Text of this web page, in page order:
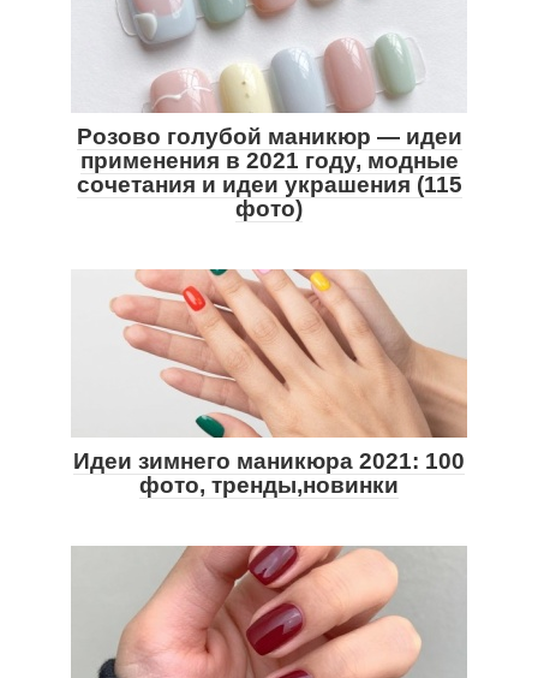
Розово голубой маникюр — идеи
применения в 2021 году, модные
сочетания и идеи украшения (115
фото)
Идеи зимнего маникюра 2021: 100
фото, тренды,новинки